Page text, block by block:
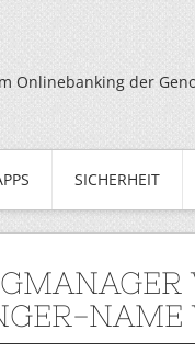
Onlinebanking der
SICHERHEIT
NAME